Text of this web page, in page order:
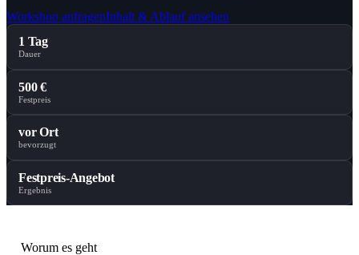
Workshop anfragenInhalt & Ablauf ansehen
1 Tag
Dauer
500 €
Festpreis
vor Ort
bevorzugt
Festpreis-Angebot
Ergebnis
Worum es geht